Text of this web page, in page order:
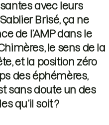
avec leurs
Brisé, ça ne
de l’AMP dans le
le sens de la
et la position zéro
des éphémères,
sans doute un des
qu’il soit ?